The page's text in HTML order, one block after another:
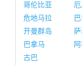
哥伦比亚
危地马拉
开曼群岛
巴拿马
古巴